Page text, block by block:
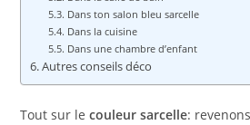
Dans ton salon bleu sarcelle
Dans la cuisine
Dans une chambre d’enfant
Autres conseils déco
Tout sur lecouleur sarcelle: